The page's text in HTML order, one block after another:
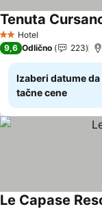
2 Zvezdice
Hotel
Tenuta
9,6 Odlično 223
Izaberi datume
tačne cene
Le Capase